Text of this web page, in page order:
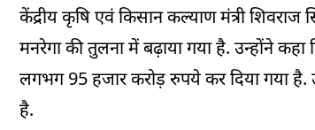
केंद्रीय कृषि एवं किसान कल्याण मंत्री
मनरेगा की तुलना में बढ़ाया गया है. उन्होंने
लगभग 95 हजार करोड़ रुपये कर दिया गया है.
है.